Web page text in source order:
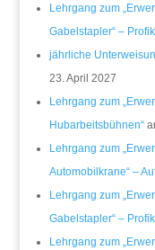
Lehrgang zum
Gabelstapler“ –
jährliche
23. April 2027
Lehrgang zum
Hubarbeitsbühnen“
Lehrgang zum
Automobilkrane“ –
Lehrgang zum
Gabelstapler“ –
Lehrgang zum